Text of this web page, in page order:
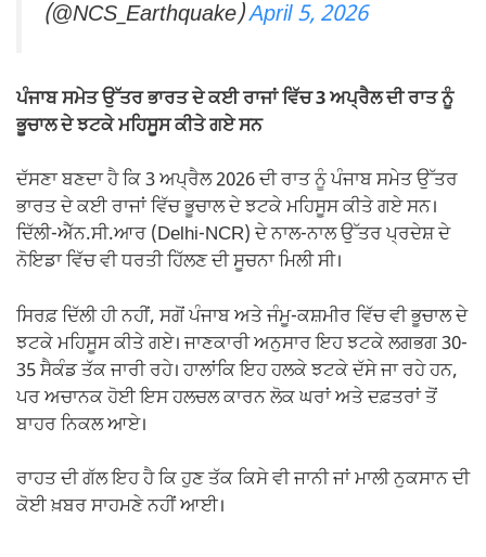
(@NCS_Earthquake)April 5, 2026
ਪੰਜਾਬ ਸਮੇਤ ਉੱਤਰ ਭਾਰਤ ਦੇ ਕਈ ਰਾਜਾਂ ਵਿੱਚ 3 ਅਪ੍ਰੈਲ ਦੀ ਰਾਤ ਨੂੰ
ਭੂਚਾਲ ਦੇ ਝਟਕੇ ਮਹਿਸੂਸ ਕੀਤੇ ਗਏ ਸਨ
ਦੱਸਣਾ ਬਣਦਾ ਹੈ ਕਿ 3 ਅਪ੍ਰੈਲ 2026 ਦੀ ਰਾਤ ਨੂੰ ਪੰਜਾਬ ਸਮੇਤ ਉੱਤਰ
ਭਾਰਤ ਦੇ ਕਈ ਰਾਜਾਂ ਵਿੱਚ ਭੂਚਾਲ ਦੇ ਝਟਕੇ ਮਹਿਸੂਸ ਕੀਤੇ ਗਏ ਸਨ।
ਦਿੱਲੀ-ਐੱਨ.ਸੀ.ਆਰ (Delhi-NCR) ਦੇ ਨਾਲ-ਨਾਲ ਉੱਤਰ ਪ੍ਰਦੇਸ਼ ਦੇ
ਨੋਇਡਾ ਵਿੱਚ ਵੀ ਧਰਤੀ ਹਿੱਲਣ ਦੀ ਸੂਚਨਾ ਮਿਲੀ ਸੀ।
ਸਿਰਫ਼ ਦਿੱਲੀ ਹੀ ਨਹੀਂ, ਸਗੋਂ ਪੰਜਾਬ ਅਤੇ ਜੰਮੂ-ਕਸ਼ਮੀਰ ਵਿੱਚ ਵੀ ਭੂਚਾਲ ਦੇ
ਝਟਕੇ ਮਹਿਸੂਸ ਕੀਤੇ ਗਏ। ਜਾਣਕਾਰੀ ਅਨੁਸਾਰ ਇਹ ਝਟਕੇ ਲਗਭਗ 30-
35 ਸੈਕੰਡ ਤੱਕ ਜਾਰੀ ਰਹੇ। ਹਾਲਾਂਕਿ ਇਹ ਹਲਕੇ ਝਟਕੇ ਦੱਸੇ ਜਾ ਰਹੇ ਹਨ,
ਪਰ ਅਚਾਨਕ ਹੋਈ ਇਸ ਹਲਚਲ ਕਾਰਨ ਲੋਕ ਘਰਾਂ ਅਤੇ ਦਫ਼ਤਰਾਂ ਤੋਂ
ਬਾਹਰ ਨਿਕਲ ਆਏ।
ਰਾਹਤ ਦੀ ਗੱਲ ਇਹ ਹੈ ਕਿ ਹੁਣ ਤੱਕ ਕਿਸੇ ਵੀ ਜਾਨੀ ਜਾਂ ਮਾਲੀ ਨੁਕਸਾਨ ਦੀ
ਕੋਈ ਖ਼ਬਰ ਸਾਹਮਣੇ ਨਹੀਂ ਆਈ।